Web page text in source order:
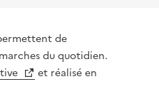
du quotidien.
et réalisé en